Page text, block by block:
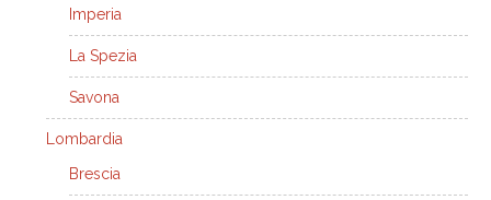
Imperia
La Spezia
Savona
Lombardia
Brescia